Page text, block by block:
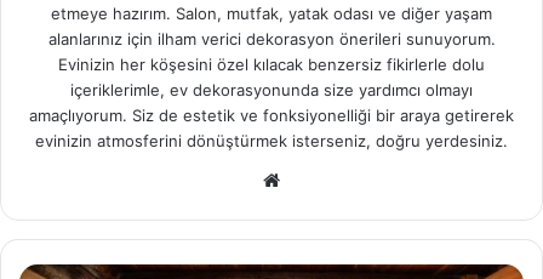
etmeye hazırım. Salon, mutfak, yatak odası ve diğer yaşam
alanlarınız için ilham verici dekorasyon önerileri sunuyorum.
Evinizin her köşesini özel kılacak benzersiz fikirlerle dolu
içeriklerimle, ev dekorasyonunda size yardımcı olmayı
amaçlıyorum. Siz de estetik ve fonksiyonelliği bir araya getirerek
evinizin atmosferini dönüştürmek isterseniz, doğru yerdesiniz.
sit
esi